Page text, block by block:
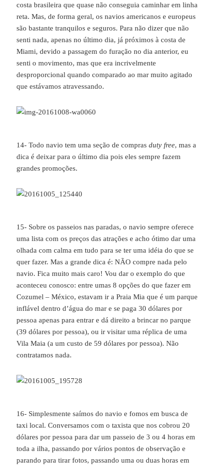
costa brasileira que quase não conseguia caminhar em linha
reta. Mas, de forma geral, os navios americanos e europeus
são bastante tranquilos e seguros. Para não dizer que não
senti nada, apenas no último dia, já próximos à costa de
Miami, devido a passagem do furação no dia anterior, eu
senti o movimento, mas que era incrivelmente
desproporcional quando comparado ao mar muito agitado
que estávamos atravessando.
14- Todo navio tem uma seção de comprasduty free, mas a
dica é deixar para o último dia pois eles sempre fazem
grandes promoções.
15- Sobre os passeios nas paradas, o navio sempre oferece
uma lista com os preços das atrações e acho ótimo dar uma
olhada com calma em tudo para se ter uma idéia do que se
quer fazer. Mas a grande dica é: NÃO compre nada pelo
navio. Fica muito mais caro! Vou dar o exemplo do que
aconteceu conosco: entre umas 8 opções do que fazer em
Cozumel – México, estavam ir a Praia Mia que é um parque
inflável dentro d’água do mar e se paga 30 dólares por
pessoa apenas para entrar e dá direito a brincar no parque
(39 dólares por pessoa), ou ir visitar uma réplica de uma
Vila Maia (a um custo de 59 dólares por pessoa). Não
contratamos nada.
16- Simplesmente saímos do navio e fomos em busca de
taxi local. Conversamos com o taxista que nos cobrou 20
dólares por pessoa para dar um passeio de 3 ou 4 horas em
toda a ilha, passando por vários pontos de observação e
parando para tirar fotos, passando uma ou duas horas em